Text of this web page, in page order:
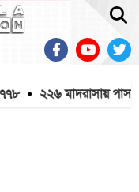
২২৬ মাদরাসায় পাস